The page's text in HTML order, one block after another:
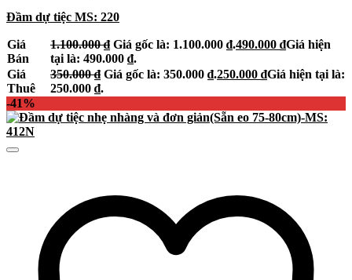
Đầm dự tiệc MS: 220
Giá
Bán
1.100.000₫ Giá gốc là: 1.100.000 ₫.490.000 ₫Giá hiện
tại là: 490.000 ₫.
Giá
Thuê
350.000₫ Giá gốc là: 350.000 ₫.250.000 ₫Giá hiện tại là:
250.000 ₫.
-41%